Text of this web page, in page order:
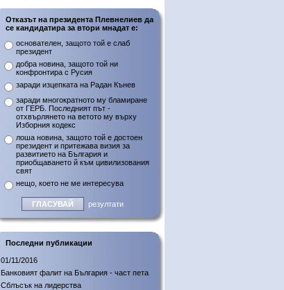
Отказът на президента Плевнелиев да
се кандидатира за втори мнадат е:
основателен, защото той е слаб
президент
добра новина, защото той ни
конфронтира с Русия
заради изцепката на Радан Кънев
заради многократното му бламиране
от ГЕРБ. Последният път -
отхвърлянето на ветото му върху
Изборния кодекс
лоша новина, защото той е достоен
президент и притежава визия за
развитието на България и
приобщаването й към цивилизования
свят
нещо, което не ме интересува
резултати
Последни публикации
01/11/2016
Банковият фалит на България - част пета
Сблъсък на лидерства